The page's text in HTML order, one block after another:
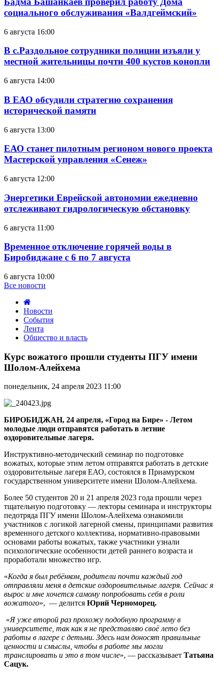
социального обслуживания «Валдгеймский»
6 августа 16:00
В с.Раздольное сотрудники полиции изъяли у
местной жительницы почти 400 кустов конопли
6 августа 14:00
В ЕАО обсудили стратегию сохранения
исторической памяти
6 августа 13:00
ЕАО станет пилотным регионом нового проекта
Мастерской управления «Сенеж»
6 августа 12:00
Энергетики Еврейской автономии ежедневно
отслеживают гидрологическую обстановку
6 августа 11:00
Временное отключение горячей воды в
Биробиджане с 6 по 7 августа
6 августа 10:00
Все новости
Новости
События
Лента
Общество и власть
вожатого
прошли
студенты
имени
Шолом-
Алейхема
Курс вожатого прошли студенты ПГУ имени
Шолом-Алейхема
понедельник, 24 апреля 2023 11:00
БИРОБИДЖАН, 24 апреля, «Город на Бире» - Летом
молодые люди отправятся работать в летние
оздоровительные лагеря.
Инструктивно-методический семинар по подготовке
вожатых, которые этим летом отправятся работать в детские
оздоровительные лагеря ЕАО, состоялся в Приамурском
государственном университете имени Шолом-Алейхема.
Более 50 студентов 20 и 21 апреля 2023 года прошли через
тщательную подготовку — лекторы семинара и инструкторы
педотряда ПГУ имени Шолом-Алейхема ознакомили
участников с логикой лагерной смены, принципами развития
временного детского коллектива, нормативно-правовыми
основами работы вожатых, также участники узнали
психологические особенности детей раннего возраста и
проработали множество игр.
«Когда я был ребёнком, родители почти каждый год
отправляли меня в детские оздоровительные лагеря. Сейчас я
вырос и мне хочется самому попробовать себя в роли
вожатого», — делится Юрий Черноморец.
«Я уже второй раз прохожу подобную программу в
университете, так как я не представляю своё лето без
работы в лагере с детьми. Здесь нам доносят правильные
ценности и смыслы, чтобы в работе мы могли
транслировать и это в том числе», — рассказывает Татьяна
Сацук.